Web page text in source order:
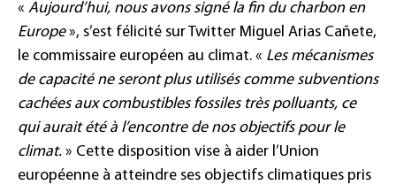
« Aujourd’hui, nous avons signé la fin du charbon en
Europe», s’est félicité sur Twitter Miguel Arias Cañete,
le commissaire européen au climat. « Les mécanismes
de capacité ne seront plus utilisés comme subventions
cachées aux combustibles fossiles très polluants, ce
qui aurait été à l’encontre de nos objectifs pour le
climat. » Cette disposition vise à aider l’Union
européenne à atteindre ses objectifs climatiques pris